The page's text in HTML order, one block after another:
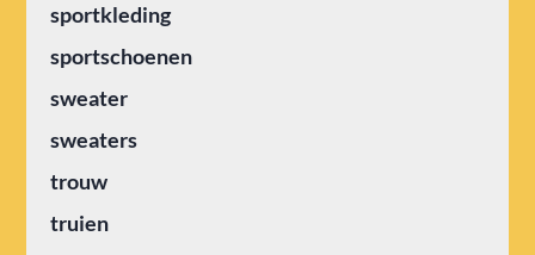
sportkleding
sportschoenen
sweater
sweaters
trouw
truien